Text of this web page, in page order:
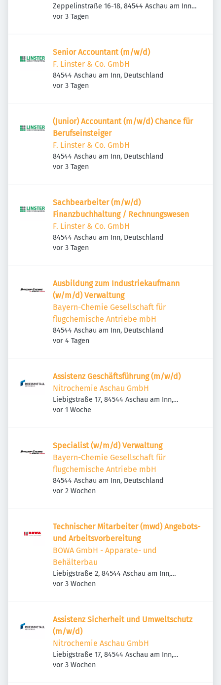
Zeppelinstraße 16-18, 84544 Aschau am Inn,
Deutschland
Veröffentlicht
vor 3 Tagen
Senior Accountant (m/w/d)
F. Linster & Co. GmbH
84544 Aschau am Inn, Deutschland
Veröffentlicht
vor 3 Tagen
(Junior) Accountant (m/w/d) Chance für
Berufseinsteiger
F. Linster & Co. GmbH
84544 Aschau am Inn, Deutschland
Veröffentlicht
vor 3 Tagen
Sachbearbeiter (m/w/d)
Finanzbuchhaltung / Rechnungswesen
F. Linster & Co. GmbH
84544 Aschau am Inn, Deutschland
Veröffentlicht
vor 3 Tagen
Ausbildung zum Industriekaufmann
(w/m/d) Verwaltung
Bayern-Chemie Gesellschaft für
flugchemische Antriebe mbH
84544 Aschau am Inn, Deutschland
Veröffentlicht
vor 4 Tagen
Assistenz Geschäftsführung (m/w/d)
Nitrochemie Aschau GmbH
Liebigstraße 17, 84544 Aschau am Inn,
Deutschland
Veröffentlicht
vor 1 Woche
Specialist (w/m/d) Verwaltung
Bayern-Chemie Gesellschaft für
flugchemische Antriebe mbH
84544 Aschau am Inn, Deutschland
Veröffentlicht
vor 2 Wochen
Technischer Mitarbeiter (mwd) Angebots-
und Arbeitsvorbereitung
BOWA GmbH - Apparate- und
Behälterbau
Liebigstraße 2, 84544 Aschau am Inn,
Deutschland
Veröffentlicht
vor 3 Wochen
Assistenz Sicherheit und Umweltschutz
(m/w/d)
Nitrochemie Aschau GmbH
Liebigstraße 17, 84544 Aschau am Inn,
Deutschland
Veröffentlicht
vor 3 Wochen